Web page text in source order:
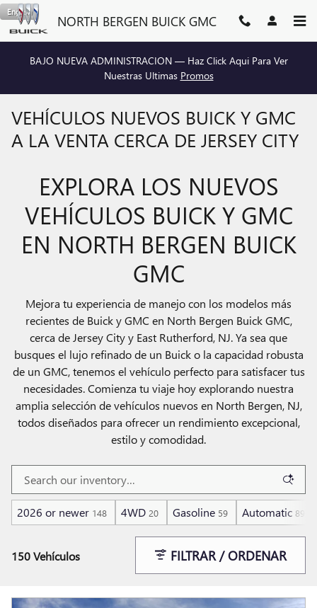
Saltar al contenido principal
NORTH BERGEN BUICK GMC
English
BAJO NUEVA ADMINISTRACION — Haz Click Aqui Para Ver
Nuestras Ultimas Promos
VEHÍCULOS NUEVOS BUICK Y GMC
A LA VENTA CERCA DE JERSEY CITY
EXPLORA LOS NUEVOS
VEHÍCULOS BUICK Y GMC
EN NORTH BERGEN BUICK
GMC
Mejora tu experiencia de manejo con los modelos más
recientes de Buick y GMC en North Bergen Buick GMC,
cerca de Jersey City y East Rutherford, NJ. Ya sea que
busques el lujo refinado de un Buick o la capacidad robusta
de un GMC, tenemos el vehículo perfecto para satisfacer tus
necesidades. Comienza tu viaje hoy explorando nuestra
amplia selección de vehículos nuevos en North Bergen, NJ,
todos diseñados para ofrecer un rendimiento excepcional,
estilo y comodidad.
2026 or newer 148 4WD 20 Gasoline 59 Automatic 89
150 Vehículos FILTRAR / ORDENAR